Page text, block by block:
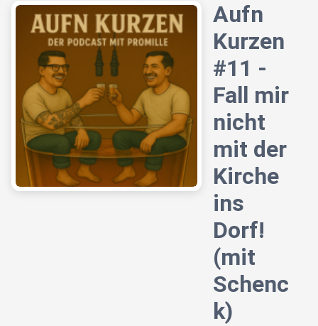
Aufn
Kurzen
#11 -
Fall mir
nicht
mit der
Kirche
ins
Dorf!
(mit
Schenc
k)